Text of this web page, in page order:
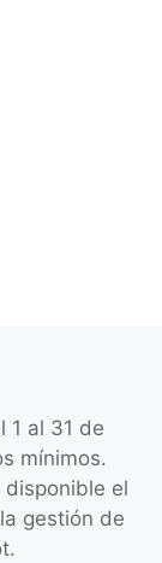
1 al 31 de
mínimos.
el
gestión de